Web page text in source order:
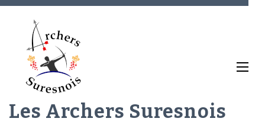
Aller
(Pressez
Les Archers Suresnois